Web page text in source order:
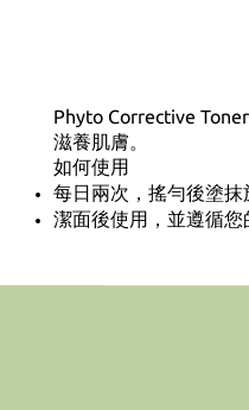
Phyto Corrective
滋養肌膚。
如何使用
每日兩次，搖勻後塗
潔面後使用，並遵循您